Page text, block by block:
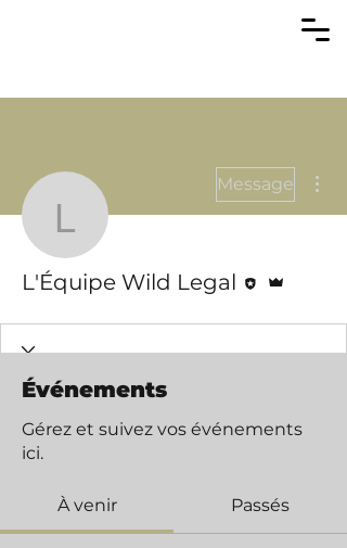
L'Équipe Wild
Message
L'Équipe Wild Legal
Événements
Gérez et suivez vos événements
ici.
À venir Passés